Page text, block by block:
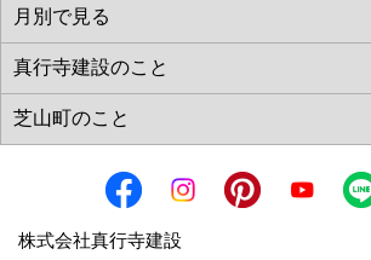
株式会社真行寺建設